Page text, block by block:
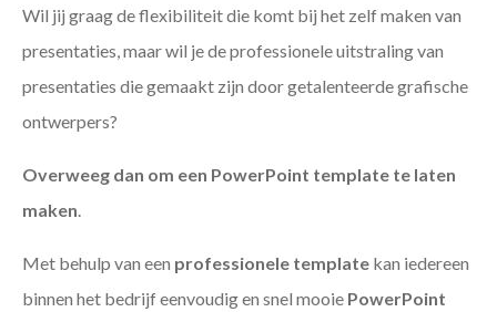
Wil jij graag de flexibiliteit die komt bij het zelf maken van
presentaties, maar wil je de professionele uitstraling van
presentaties die gemaakt zijn door getalenteerde grafische
ontwerpers?
Overweeg dan om een PowerPoint template te laten
maken.
Met behulp van een professionele template kan iedereen
binnen het bedrijf eenvoudig en snel mooie PowerPoint